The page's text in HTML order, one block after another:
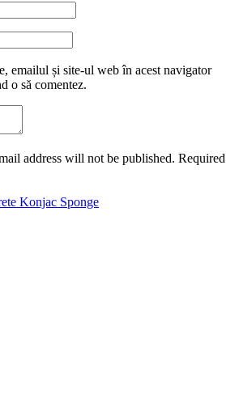
emailul și site-ul web în acest navigator
o să comentez.
address will not be published. Required